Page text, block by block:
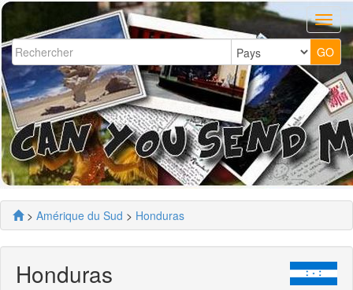
> Amérique du Sud > Honduras
Honduras